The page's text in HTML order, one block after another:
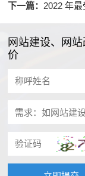
下一篇： 2022 年
网站建设、网
价